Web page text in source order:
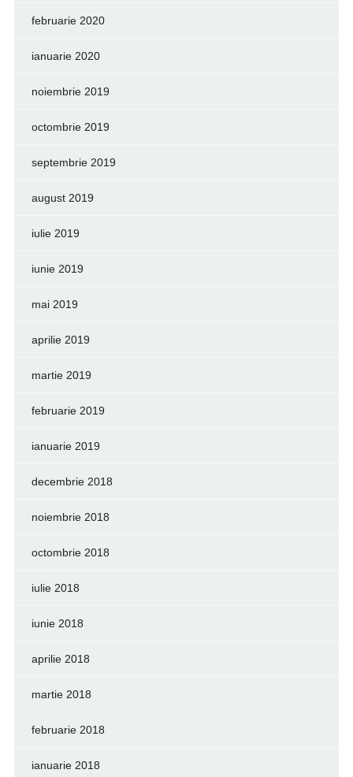
februarie 2020
ianuarie 2020
noiembrie 2019
octombrie 2019
septembrie 2019
august 2019
iulie 2019
iunie 2019
mai 2019
aprilie 2019
martie 2019
februarie 2019
ianuarie 2019
decembrie 2018
noiembrie 2018
octombrie 2018
iulie 2018
iunie 2018
aprilie 2018
martie 2018
februarie 2018
ianuarie 2018